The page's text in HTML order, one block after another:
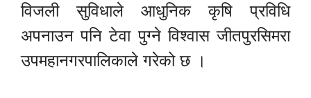
विजली सुविधाले आधुनिक कृषि प्रविधि
अपनाउन पनि टेवा पुग्ने विश्वास जीतपुरसिमरा
उपमहानगरपालिकाले गरेको छ ।